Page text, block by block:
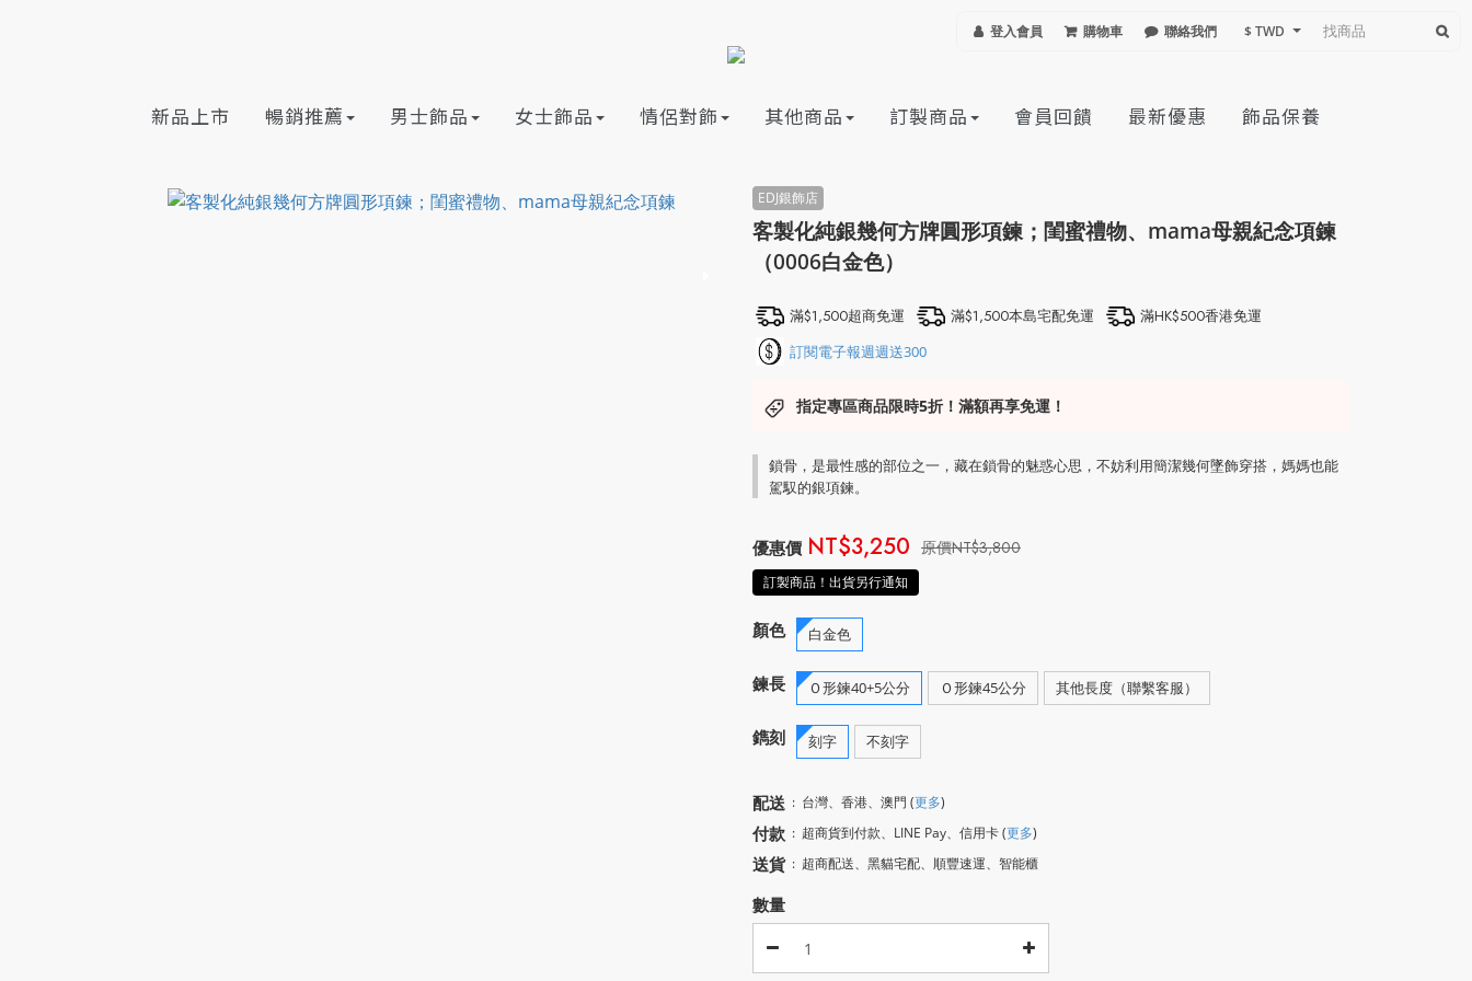
登入會員 購物車 聯絡我們 $ TWD
新品上市 暢銷推薦 男士飾品 女士飾品 情侶對飾 其他商品 訂製商品 會員回饋 最新優惠 飾品保養
客製化純銀幾何方牌圓形項鍊；閨蜜禮物、mama母親紀念項鍊
（0006白金色）
滿$1,500超商免運 滿$1,500本島宅配免運 滿HK$500香港免運
訂閱電子報週週送300
指定專區商品限時5折！滿額再享免運！
鎖骨，是最性感的部位之一，藏在鎖骨的魅惑心思，不妨利用簡潔幾何墜飾穿搭，媽媽也能
駕馭的銀項鍊。
NT$3,800
NT$3,250
訂製商品！出貨另行通知
顏色 白金色
鍊長 Ｏ形鍊40+5公分 Ｏ形鍊45公分 其他長度（聯繫客服）
鐫刻 刻字 不刻字
配送 : 台灣、香港、澳門 (更多)
付款 : 超商貨到付款、LINE Pay、信用卡(更多)
送貨 : 超商配送、黑貓宅配、順豐速運、智能櫃
數量